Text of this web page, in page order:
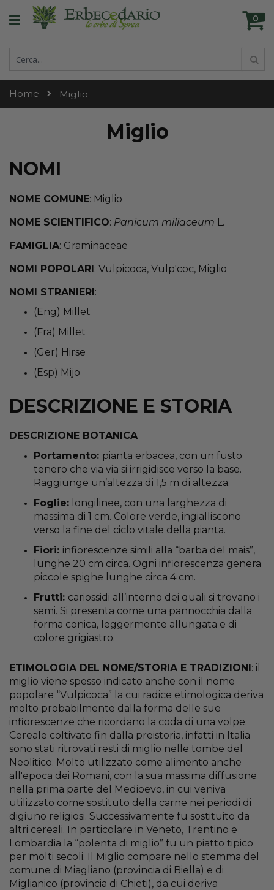
to
Content
0
Home Miglio
Miglio
NOMI
NOME COMUNE: Miglio
NOME SCIENTIFICO: Panicum miliaceum L.
FAMIGLIA: Graminaceae
NOMI POPOLARI: Vulpicoca, Vulp'coc, Miglio
NOMI STRANIERI:
(Eng) Millet
(Fra) Millet
(Ger) Hirse
(Esp) Mijo
DESCRIZIONE E STORIA
DESCRIZIONE BOTANICA
Portamento: pianta erbacea, con un fusto
tenero che via via si irrigidisce verso la base.
Raggiunge un’altezza di 1,5 m di altezza.
Foglie: longilinee, con una larghezza di
massima di 1 cm. Colore verde, ingialliscono
verso la fine del ciclo vitale della pianta.
Fiori: infiorescenze simili alla “barba del mais”,
lunghe 20 cm circa. Ogni infiorescenza genera
piccole spighe lunghe circa 4 cm.
Frutti: cariossidi all’interno dei quali si trovano i
semi. Si presenta come una pannocchia dalla
forma conica, leggermente allungata e di
colore grigiastro.
ETIMOLOGIA DEL NOME/STORIA E TRADIZIONI: il
miglio viene spesso indicato anche con il nome
popolare “Vulpicoca” la cui radice etimologica deriva
molto probabilmente dalla forma delle sue
infiorescenze che ricordano la coda di una volpe.
Cereale coltivato fin dalla preistoria, infatti in Italia
sono stati ritrovati resti di miglio nelle tombe del
Neolitico. Molto utilizzato come alimento anche
all'epoca dei Romani, con la sua massima diffusione
nella prima parte del Medioevo, in cui veniva
utilizzato come sostituto della carne nei periodi di
digiuno religiosi. Successivamente fu sostituito da
altri cereali. In particolare in Veneto, Trentino e
Lombardia la “polenta di miglio” fu un piatto tipico
per molti secoli. Il Miglio compare nello stemma del
comune di Miagliano (provincia di Biella) e di
Miglianico (provincia di Chieti), da cui deriva